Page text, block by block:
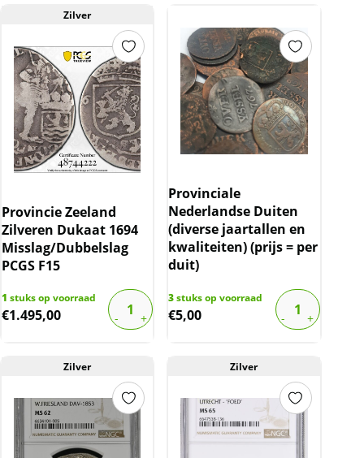
Zilver
Provincie Zeeland
Zilveren Dukaat 1694
Misslag/Dubbelslag
PCGS F15
1 stuks op voorraad
€1.495,00
Provinciale
Nederlandse Duiten
(diverse jaartallen en
kwaliteiten) (prijs = per
duit)
3stuks op voorraad
€5,00
Zilver Zilver